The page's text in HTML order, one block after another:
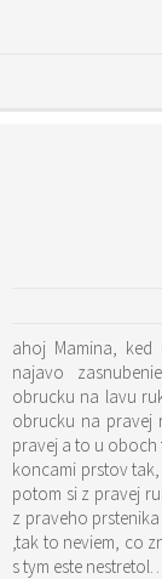
ahoj Mamina,
najavo
obrucku na lavu
obrucku na pravej
pravej a to u oboch
koncami prstov
potom si z pravej
z praveho
,tak to neviem, co
s tym este